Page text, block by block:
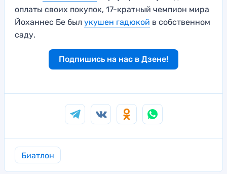
оплаты своих покупок, 17-кратный чемпион мира
Йоханнес Бе был укушен гадюкой в собственном
саду.
Подпишись на нас в Дзене!
Биатлон